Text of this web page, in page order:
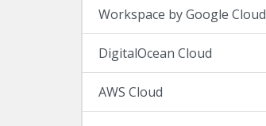
Workspace by Google Cloud
DigitalOcean Cloud
AWS Cloud